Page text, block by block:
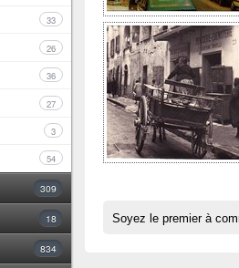
33
26
36
27
3
54
309
18
834
Soyez le premier à